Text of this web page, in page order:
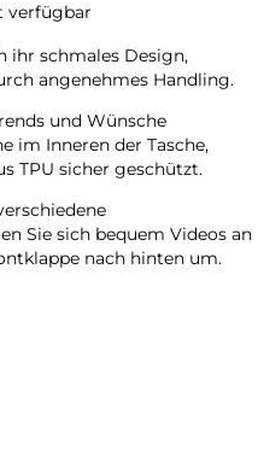
verfügbar
ihr schmales Design,
angenehmes Handling.
und Wünsche
im Inneren der Tasche,
TPU sicher geschützt.
Sie sich bequem Videos an
nach hinten um.
öffnet sich nicht
wird diese ebenfalls durch
somit ist ein
sichergestellt.